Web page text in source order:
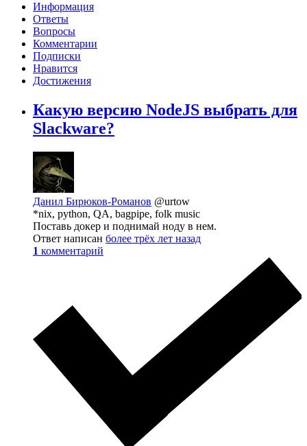
Информация
Ответы
Вопросы
Комментарии
Подписки
Нравится
Достижения
Какую версию NodeJS выбрать для
Slackware?
Данил Бирюков-Романов @urtow
*nix, python, QA, bagpipe, folk music
Поставь докер и поднимай ноду в нем.
Ответ написан более трёх лет назад
1 комментарий